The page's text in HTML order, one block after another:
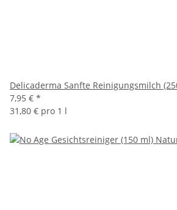
Delicaderma Sanfte Reinigungsmilch
7,95 € *
31,80 € pro 1 l